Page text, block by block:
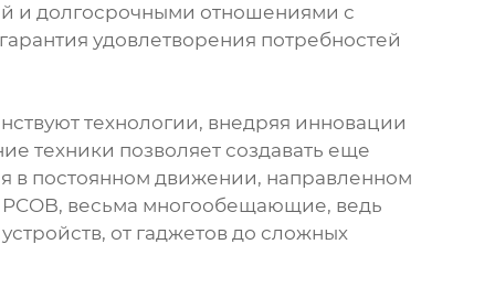
и долгосрочными отношениями с
удовлетворения потребностей
технологии, внедряя инновации
техники позволяет создавать еще
в постоянном движении, направленном
весьма многообещающие, ведь
от гаджетов до сложных